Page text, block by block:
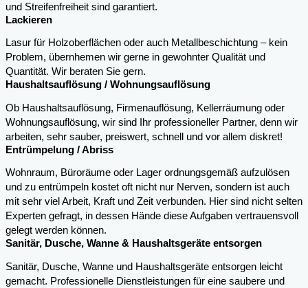
und Streifenfreiheit sind garantiert.
Lackieren
Lasur für Holzoberflächen oder auch Metallbeschichtung – kein
Problem, übernhemen wir gerne in gewohnter Qualität und
Quantität. Wir beraten Sie gern.
Haushaltsauflösung / Wohnungsauflösung
Ob Haushaltsauflösung, Firmenauflösung, Kellerräumung oder
Wohnungsauflösung, wir sind Ihr professioneller Partner, denn wir
arbeiten, sehr sauber, preiswert, schnell und vor allem diskret!
Entrümpelung / Abriss
Wohnraum, Büroräume oder Lager ordnungsgemäß aufzulösen
und zu entrümpeln kostet oft nicht nur Nerven, sondern ist auch
mit sehr viel Arbeit, Kraft und Zeit verbunden. Hier sind nicht selten
Experten gefragt, in dessen Hände diese Aufgaben vertrauensvoll
gelegt werden können.
Sanitär, Dusche, Wanne & Haushaltsgeräte entsorgen
Sanitär, Dusche, Wanne und Haushaltsgeräte entsorgen leicht
gemacht. Professionelle Dienstleistungen für eine saubere und